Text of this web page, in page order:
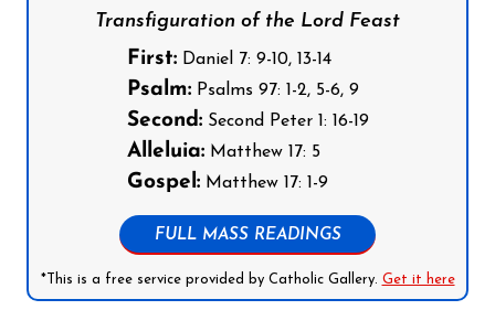
Transfiguration of the Lord Feast
First:Daniel 7: 9-10, 13-14
Psalm:Psalms 97: 1-2, 5-6, 9
Second:Second Peter 1: 16-19
Alleluia:Matthew 17: 5
Gospel:Matthew 17: 1-9
FULL MASS READINGS
*This is a free service provided by Catholic Gallery. Get it here